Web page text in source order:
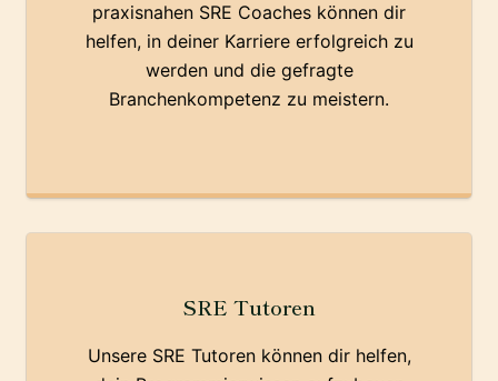
praxisnahen SRE Coaches können dir
helfen, in deiner Karriere erfolgreich zu
werden und die gefragte
Branchenkompetenz zu meistern.
SRE Tutoren
Unsere SRE Tutoren können dir helfen,